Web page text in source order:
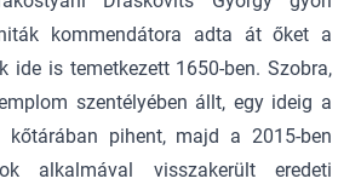
kommendátora adta át őket a
ide is temetkezett 1650-ben. Szobra,
szentélyében állt, egy ideig a
kőtárában pihent, majd a 2015-ben
alkalmával visszakerült eredeti